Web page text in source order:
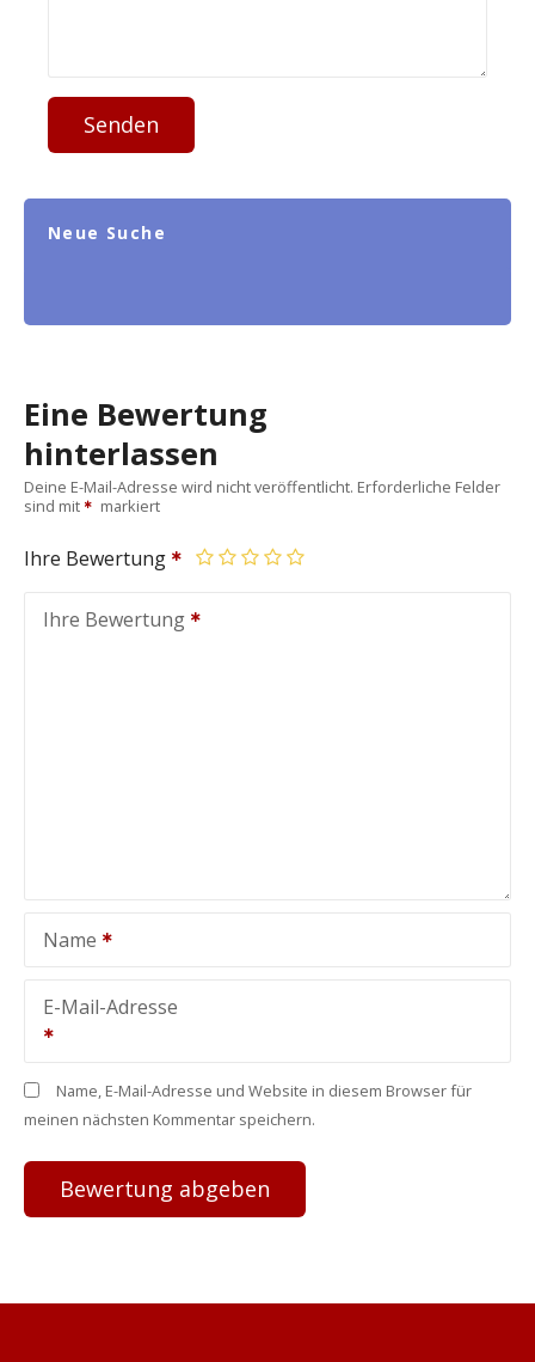
Senden
Neue Suche
Eine Bewertung
hinterlassen
Deine E-Mail-Adresse wird nicht veröffentlicht. Erforderliche Felder
sind mit
markiert
Ihre Bewertung
Ihre Bewertung
Name
E-Mail-Adresse
Name, E-Mail-Adresse und Website in diesem Browser für
meinen nächsten Kommentar speichern.